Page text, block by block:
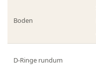
Boden
D-Ringe rundum